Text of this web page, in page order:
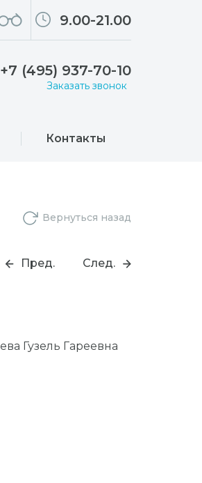
9.00-21.00
+7 (495) 937-70-10
Заказать звонок
Контакты
Вернуться назад
Пред. След.